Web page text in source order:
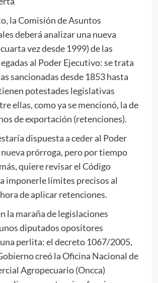
la Comisión de Asuntos
deberá analizar una nueva
vez desde 1999) de las
al Poder Ejecutivo: se trata
sancionadas desde 1853 hasta
potestades legislativas
ellas, como ya se mencionó, la de
de exportación (retenciones).
dispuesta a ceder al Poder
prórroga, pero por tiempo
quiere revisar el Código
imponerle límites precisos al
de aplicar retenciones.
la maraña de legislaciones
diputados opositores
perlita: el decreto 1067/2005,
creó la Oficina Nacional de
Agropecuario (Oncca)